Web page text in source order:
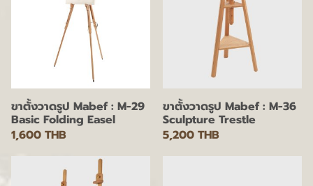
ขาตั้งวาดรูป Mabef : M-29
Basic Folding Easel
1,600 THB
ขาตั้งวาดรูป Mabef : M-36
Sculpture Trestle
5,200 THB